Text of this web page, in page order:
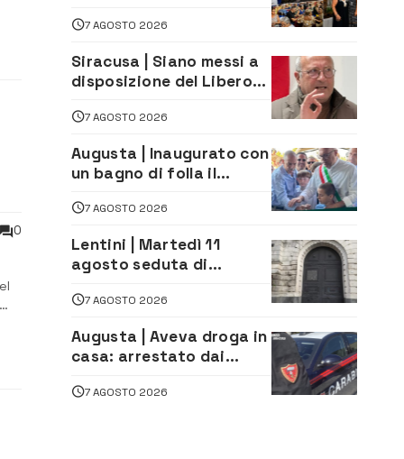
0
Burraco “Sotto le Stelle”
7 AGOSTO 2026
Siracusa | Siano messi a
disposizione del Libero
relativi alla
privatizzazione della Sac
7 AGOSTO 2026
Augusta | Inaugurato con
un bagno di folla il
Moro
7 AGOSTO 2026
Lentini | Martedì 11
agosto seduta di
7 AGOSTO 2026
Augusta | Aveva droga in
casa: arrestato dai
7 AGOSTO 2026